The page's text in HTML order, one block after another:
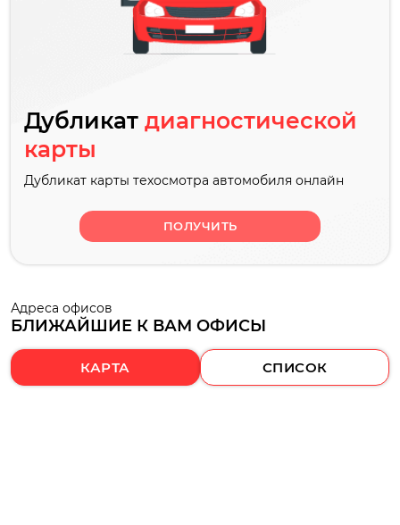
Дубликат диагностической
карты
Дубликат карты техосмотра автомобиля онлайн
ПОЛУЧИТЬ
Адреса офисов
БЛИЖАЙШИЕ К ВАМ ОФИСЫ
КАРТА СПИСОК